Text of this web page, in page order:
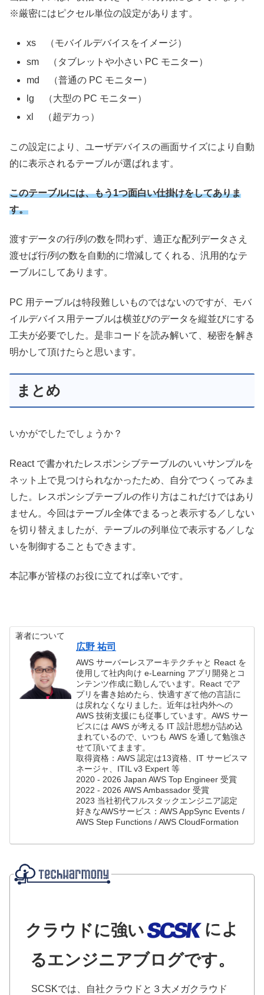
※厳密にはピクセル単位の設定があります。
xs （モバイルデバイスをイメージ）
sm （タブレットや小さい PC モニター）
md （普通の PC モニター）
lg （大型の PC モニター）
xl （超デカっ）
この設定により、ユーザデバイスの画面サイズにより自動
的に表示されるテーブルが選ばれます。
このテーブルには、もう1つ面白い仕掛けをしてありま
す。
渡すデータの行/列の数を問わず、適正な配列データさえ
渡せば行/列の数を自動的に増減してくれる、汎用的なテ
ーブルにしてあります。
PC 用テーブルは特段難しいものではないのですが、モバ
イルデバイス用テーブルは横並びのデータを縦並びにする
工夫が必要でした。是非コードを読み解いて、秘密を解き
明かして頂けたらと思います。
まとめ
いかがでしたでしょうか？
React で書かれたレスポンシブテーブルのいいサンプルを
ネット上で見つけられなかったため、自分でつくってみま
した。レスポンシブテーブルの作り方はこれだけではあり
ません。今回はテーブル全体でまるっと表示する／しない
を切り替えましたが、テーブルの列単位で表示する／しな
いを制御することもできます。
本記事が皆様のお役に立てれば幸いです。
著者について
広野 祐司
AWS サーバーレスアーキテクチャと React を
使用して社内向け e-Learning アプリ開発とコ
ンテンツ作成に勤しんでいます。React でア
プリを書き始めたら、快適すぎて他の言語に
は戻れなくなりました。近年は社内外への
AWS 技術支援にも従事しています。AWS サー
ビスには AWS が考える IT 設計思想が詰め込
まれているので、いつも AWS を通して勉強さ
せて頂いてまます。
取得資格：AWS 認定は13資格、IT サービスマ
ネージャ、ITIL v3 Expert 等
2020 - 2026 Japan AWS Top Engineer 受賞
2022 - 2026 AWS Ambassador 受賞
2023 当社初代フルスタックエンジニア認定
好きなAWSサービス：AWS AppSync Events /
AWS Step Functions / AWS CloudFormation
クラウドに強い
によ
るエンジニアブログです。
SCSKでは、自社クラウドと３大メガクラウド